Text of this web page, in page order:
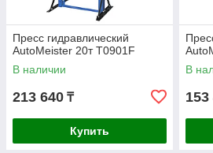
Пресс гидравлический
AutoMeister 20т T0901F
В наличии
213 640 ₸
Купить
В
153